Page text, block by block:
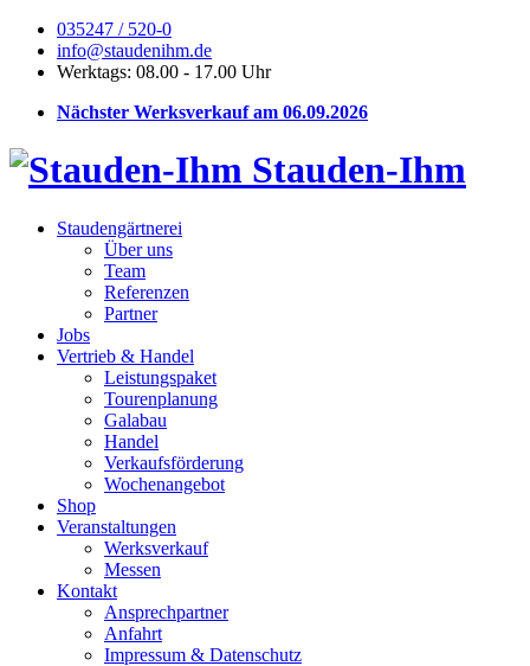
035247 / 520-0
info@staudenihm.de
Werktags: 08.00 - 17.00 Uhr
Nächster Werksverkauf am 06.09.2026
Stauden-Ihm
Staudengärtnerei
Über uns
Team
Referenzen
Partner
Jobs
Vertrieb & Handel
Leistungspaket
Tourenplanung
Galabau
Handel
Verkaufsförderung
Wochenangebot
Shop
Veranstaltungen
Werksverkauf
Messen
Kontakt
Ansprechpartner
Anfahrt
Impressum & Datenschutz